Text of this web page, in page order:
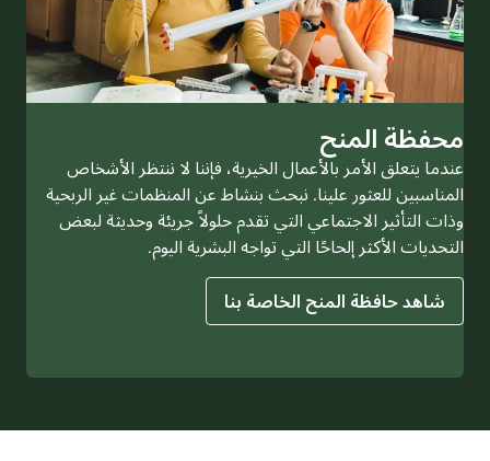
محفظة المنح
عندما يتعلق الأمر بالأعمال الخيرية، فإننا لا ننتظر الأشخاص
المناسبين للعثور علينا. نبحث بنشاط عن المنظمات غير الربحية
وذات التأثير الاجتماعي التي تقدم حلولاً جريئة وحديثة لبعض
التحديات الأكثر إلحاحًا التي تواجه البشرية اليوم.
شاهد حافظة المنح الخاصة بنا